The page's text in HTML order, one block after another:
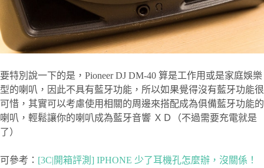
要特別說一下的是，Pioneer DJ DM-40 算是工作用或是家庭娛樂
型的喇叭，因此不具有藍牙功能，所以如果覺得沒有藍牙功能很
可惜，其實可以考慮使用相關的周邊來搭配成為俱備藍牙功能的
喇叭，輕鬆讓你的喇叭成為藍牙音響 ＸＤ（不過需要充電就是
了）
可參考： [3C|開箱評測] IPHONE 少了耳機孔怎麼辦，沒關係！